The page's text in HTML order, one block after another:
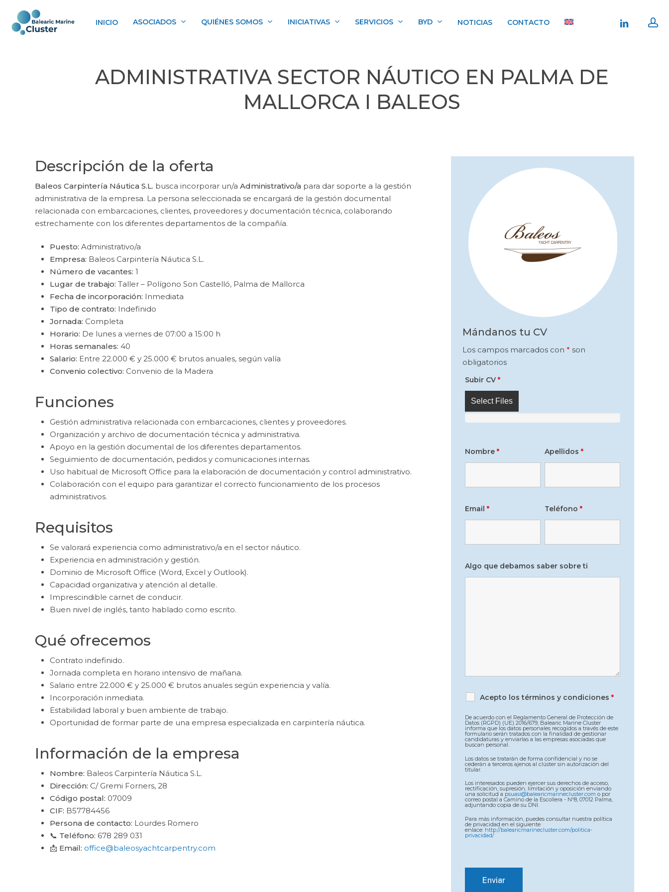
main
INICIO ASOCIADOS QUIÉNES SOMOS INICIATIVAS SERVICIOS BYD NOTICIAS CONTACTO linkedin
ADMINISTRATIVA SECTOR NÁUTICO EN PALMA DE
MALLORCA I BALEOS
Descripción de la oferta
Baleos Carpintería Náutica S.L. busca incorporar un/a Administrativo/a para dar soporte a la gestión
administrativa de la empresa. La persona seleccionada se encargará de la gestión documental
relacionada con embarcaciones, clientes, proveedores y documentación técnica, colaborando
estrechamente con los diferentes departamentos de la compañía.
Puesto: Administrativo/a
Empresa: Baleos Carpintería Náutica S.L.
Número de vacantes: 1
Lugar de trabajo: Taller – Polígono Son Castelló, Palma de Mallorca
Fecha de incorporación: Inmediata
Tipo de contrato: Indefinido
Jornada: Completa
Horario: De lunes a viernes de 07:00 a 15:00 h
Horas semanales: 40
Salario: Entre 22.000 € y 25.000 € brutos anuales, según valía
Convenio colectivo: Convenio de la Madera
Funciones
Gestión administrativa relacionada con embarcaciones, clientes y proveedores.
Organización y archivo de documentación técnica y administrativa.
Apoyo en la gestión documental de los diferentes departamentos.
Seguimiento de documentación, pedidos y comunicaciones internas.
Uso habitual de Microsoft Office para la elaboración de documentación y control administrativo.
Colaboración con el equipo para garantizar el correcto funcionamiento de los procesos
administrativos.
Requisitos
Se valorará experiencia como administrativo/a en el sector náutico.
Experiencia en administración y gestión.
Dominio de Microsoft Office (Word, Excel y Outlook).
Capacidad organizativa y atención al detalle.
Imprescindible carnet de conducir.
Buen nivel de inglés, tanto hablado como escrito.
Qué ofrecemos
Contrato indefinido.
Jornada completa en horario intensivo de mañana.
Salario entre 22.000 € y 25.000 € brutos anuales según experiencia y valía.
Incorporación inmediata.
Estabilidad laboral y buen ambiente de trabajo.
Oportunidad de formar parte de una empresa especializada en carpintería náutica.
Información de la empresa
Nombre: Baleos Carpintería Náutica S.L.
Dirección: C/ Gremi Forners, 28
Código postal: 07009
CIF: B57784456
Persona de contacto: Lourdes Romero
📞 Teléfono: 678 289 031
📩 Email: office@baleosyachtcarpentry.com
Mándanos tu CV
Los campos marcados con* son
obligatorios
Subir CV*
Select Files
Nombre* Apellidos *
Email* Teléfono *
Algo que debamos saber sobre ti
Acepto los términos y condiciones*
De acuerdo con el Reglamento General de Protección de
Datos (RGPD) (UE) 2016/679, Balearic Marine Cluster
informa que los datos personales recogidos a través de este
formulario serán tratados con la finalidad de gestionar
candidaturas y enviarlas a las empresas asociadas que
buscan personal.
Los datos se tratarán de forma confidencial y no se
cederán a terceros ajenos al clúster sin autorización del
titular.
Los interesados pueden ejercer sus derechos de acceso,
rectificación, supresión, limitación y oposición enviando
una solicitud a psuasi@balearicmarinecluster.com o por
correo postal a Camino de la Escollera - Nº8, 07012 Palma,
adjuntando copia de su DNI.
Para más información, puedes consultar nuestra política
de privacidad en el siguiente
enlace: http://balearicmarinecluster.com/politica-
privacidad/